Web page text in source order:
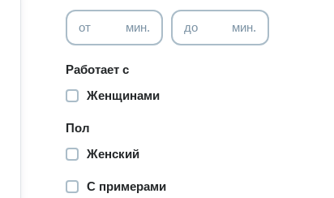
от мин. до мин.
Работает с
Женщинами
Пол
Женский
С примерами